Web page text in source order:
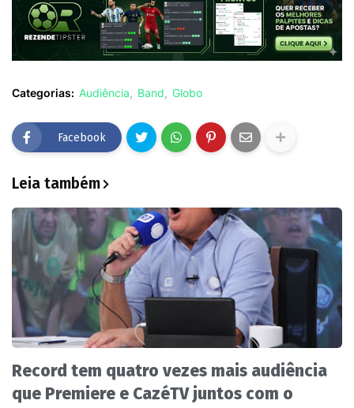
Categorias: Audiência Band Globo
Facebook
Leia também
Record tem quatro vezes mais audiência
que Premiere e CazéTV juntos com o